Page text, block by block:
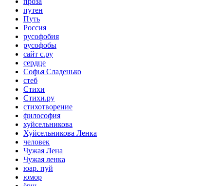
путен
Путь
Россия
русофобия
русофобы
сайт с.ру
сердце
Софья Сладенько
стеб
Стихи
Стихи.ру
стихотворение
философия
хуйсельникова
Хуйсельникова Ленка
человек
Чужая Лена
Чужая ленка
юар. пуй
юмор